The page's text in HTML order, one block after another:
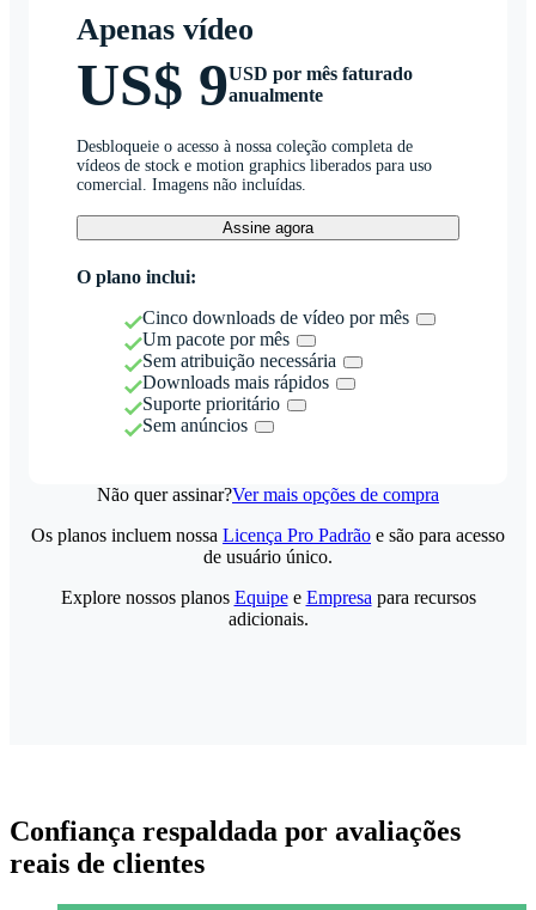
Apenas vídeo
US$ 9USD por mês faturado
anualmente
Desbloqueie o acesso à nossa coleção completa de
vídeos de stock e motion graphics liberados para uso
comercial. Imagens não incluídas.
Assine agora
O plano inclui:
Cinco downloads de vídeo por mês
Um pacote por mês
Sem atribuição necessária
Downloads mais rápidos
Suporte prioritário
Sem anúncios
Não quer assinar?Ver mais opções de compra
Os planos incluem nossa Licença Pro Padrão e são para acesso
de usuário único.
Explore nossos planos Equipee Empresa para recursos
adicionais.
Confiança respaldada por avaliações
reais de clientes